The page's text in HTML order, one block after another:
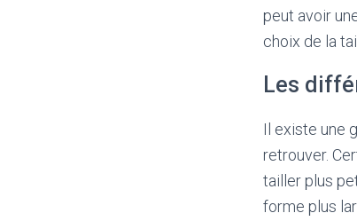
peut avoir
choix de la
Les
Il existe une
retrouver.
tailler plus
forme plus